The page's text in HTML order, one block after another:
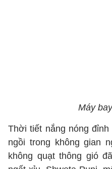
Máy
Thời tiết nắng nóng
ngồi trong không gian
không quạt thông gió